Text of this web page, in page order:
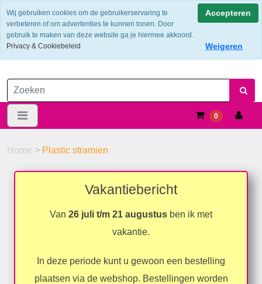
Verzendkosten €6.25 ---> NL: gratis verzending vanaf €60,-
0
Home > Plastic stramien
Vakantiebericht
Van 26 juli t/m 21 augustus ben ik met
vakantie.
In deze periode kunt u gewoon een bestelling
plaatsen via de webshop. Bestellingen worden
Wij gebruiken cookies om de gebruikerservaring te
verbeteren of om advertenties te kunnen tonen. Door
gebruik te maken van deze website ga je hiermee akkoord.
Privacy & Cookiebeleid
Accepteren
Weigeren